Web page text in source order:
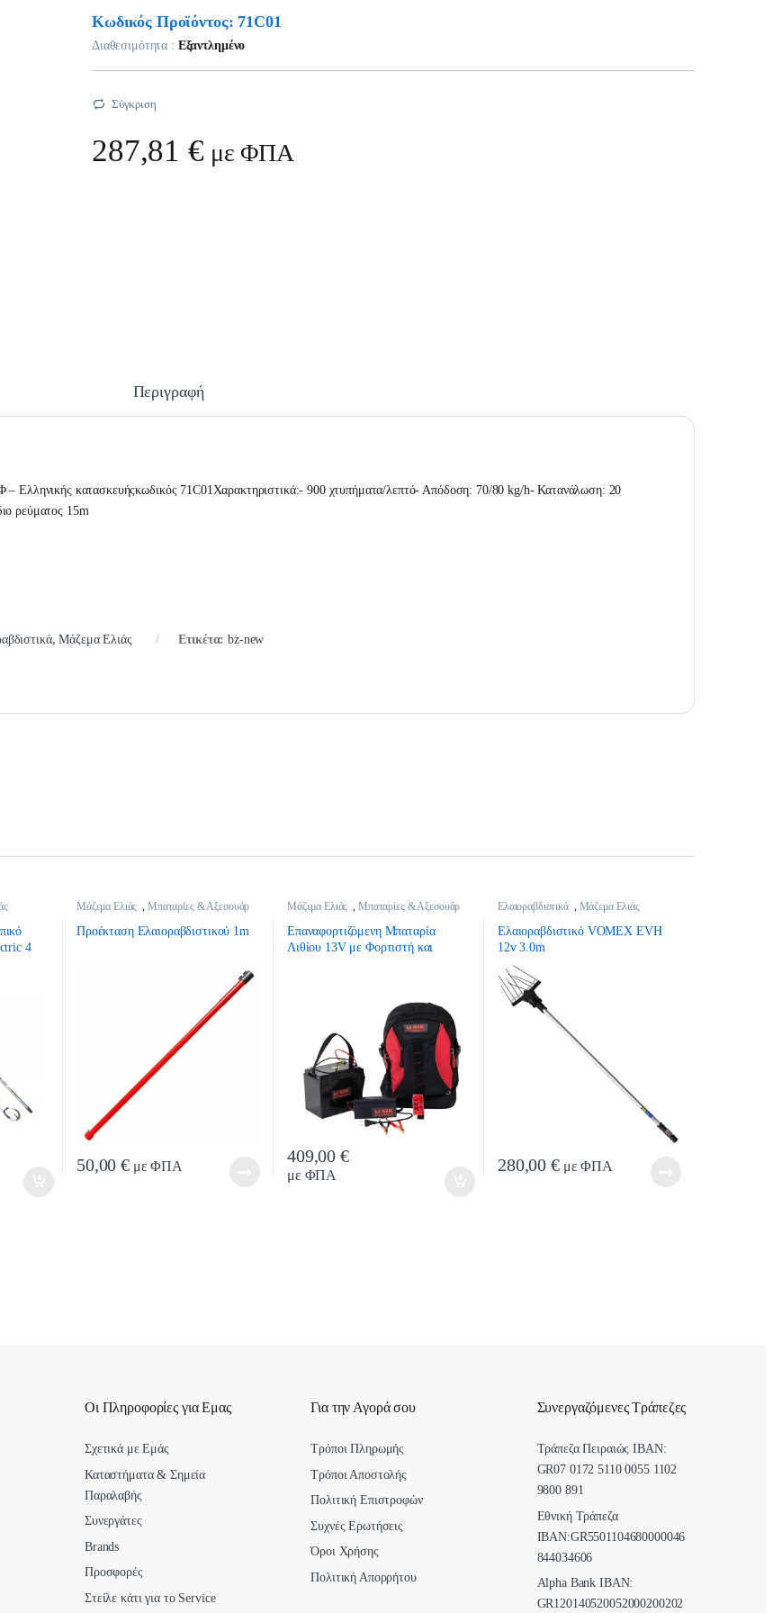
Κωδικός Προϊόντος: 71C01
Διαθεσιμότητα : Εξαντλημένο
Σύγκριση
287,81€ με ΦΠΑ
Περιγραφή
– Eλληνικής κατασκευήςκωδικός 71C01Χαρακτηριστικά:- 900 χτυπήματα/λεπτό- Απόδοση: 70/80 kg/h- Κατανάλωση: 20
ρεύματος 15m
,Μάζεμα Ελιάς Ετικέτα:bz-new
4
Μάζεμα Ελιάς ,Μπαταρίες & Αξεσουάρ
Προέκταση Ελαιοραβδιστικού 1m
50,00€ με ΦΠΑ
Μάζεμα Ελιάς ,Μπαταρίες & Αξεσουάρ
Επαναφορτιζόμενη Mπαταρία
Λιθίου 13V με Φορτιστή και
409,00€
με ΦΠΑ
Quantity
Ελαιοραβδιστικά , Μάζεμα Ελιάς
Ελαιοραβδιστικό VOMEX EVH
12v 3.0m
280,00€με ΦΠΑ
Οι Πληροφορίες για Εμας
Σχετικά με Εμάς
Καταστήματα & Σημεία
Παραλαβής
Συνεργάτες
Brands
Προσφορές
Στείλε κάτι για το Service
Για την Αγορά σου
Τρόποι Πληρωμής
Τρόποι Αποστολής
Πολιτική Επιστροφών
Συχνές Ερωτήσεις
Όροι Χρήσης
Πολιτική Απορρήτου
Συνεργαζόμενες Τράπεζες
Τράπεζα Πειραιώς IBAN:
GR07 0172 5110 0055 1102
9800 891
Εθνική Τράπεζα
ΙΒΑΝ:GR5501104680000046
844034606
Alpha Bank ΙΒΑΝ:
GR120140520052000200202